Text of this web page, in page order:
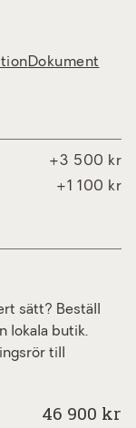
Dokument
+3 500 kr
+1 100 kr
sätt? Beställ
lokala butik.
till
46 900 kr